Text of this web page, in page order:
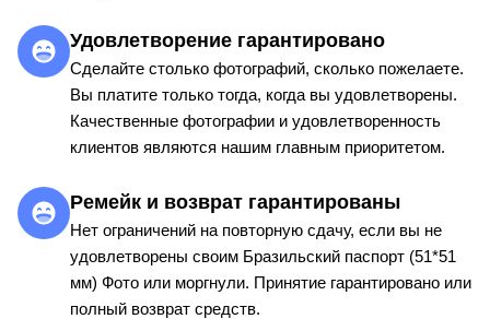
Удовлетворение гарантировано
Сделайте столько фотографий, сколько пожелаете.
Вы платите только тогда, когда вы удовлетворены.
Качественные фотографии и удовлетворенность
клиентов являются нашим главным приоритетом.
Ремейк и возврат гарантированы
Нет ограничений на повторную сдачу, если вы не
удовлетворены своим Бразильский паспорт (51*51
мм) Фото или моргнули. Принятие гарантировано или
полный возврат средств.